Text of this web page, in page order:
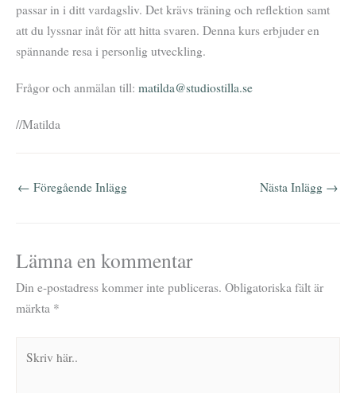
passar in i ditt vardagsliv. Det krävs träning och reflektion samt
att du lyssnar inåt för att hitta svaren. Denna kurs erbjuder en
spännande resa i personlig utveckling.
Frågor och anmälan till: matilda@studiostilla.se
//Matilda
← Föregående Inlägg Nästa Inlägg →
Lämna en kommentar
Din e-postadress kommer inte publiceras. Obligatoriska fält är
märkta *
här..